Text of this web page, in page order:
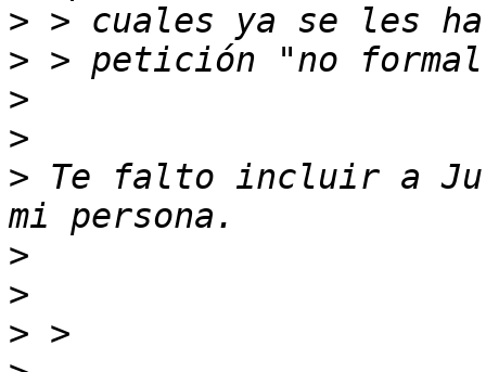
>
>
>
>
> Te falto incluir a
>
>
>